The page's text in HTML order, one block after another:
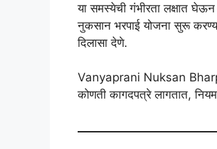
या समस्येची गंभीरता लक्षात घेऊन
नुकसान भरपाई योजना सुरू
दिलासा देणे.
Vanyaprani Nuksan
कोणती कागदपत्रे लागतात,